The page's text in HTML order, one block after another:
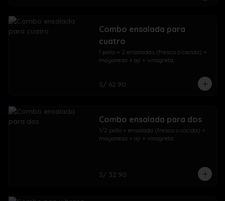
Combo ensalada para
cuatro
1 pollo + 2 ensaladas (fresca o cocida) +
mayonesa + ají + vinagreta.
S/ 62.90
Combo ensalada para dos
1/2 pollo + ensalada (fresca o cocida) +
mayonesa + ají + vinagreta.
S/ 32.90